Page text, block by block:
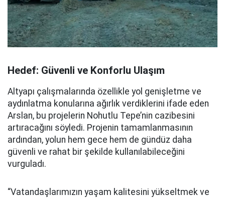
Hedef: Güvenli ve Konforlu Ulaşım
Altyapı çalışmalarında özellikle yol genişletme ve
aydınlatma konularına ağırlık verdiklerini ifade eden
Arslan, bu projelerin Nohutlu Tepe’nin cazibesini
artıracağını söyledi. Projenin tamamlanmasının
ardından, yolun hem gece hem de gündüz daha
güvenli ve rahat bir şekilde kullanılabileceğini
vurguladı.
“Vatandaşlarımızın yaşam kalitesini yükseltmek ve